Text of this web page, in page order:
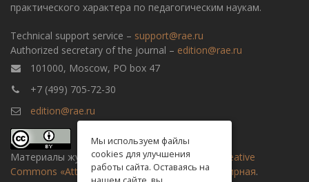
практического характера по педагогическим наукам.
Technical support service – support@rae.ru
Authorized secretary of the journal – edition@rae.ru
101000, Moscow, PO box 47
+7 (499) 705-72-30
edition@rae.ru
Материалы журнала доступны полицензии Creative
Commons «Attribution» («Атрибуция») 4.0 Всемирная.
Мы используем файлы
cookies для улучшения
работы сайта. Оставаясь на